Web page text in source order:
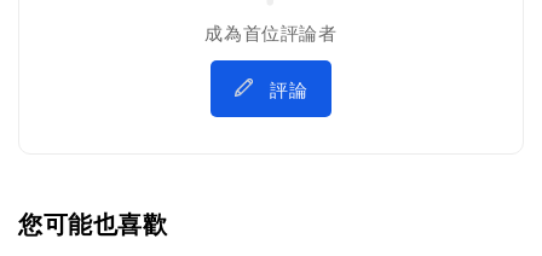
成為首位評論者
評論
您可能也喜歡